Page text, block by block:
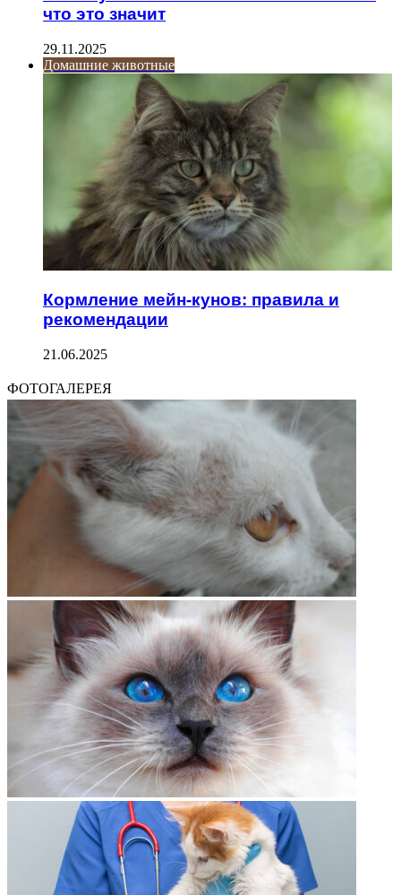
что это значит
29.11.2025
Домашние животные
Кормление мейн-кунов: правила и
рекомендации
21.06.2025
ФОТОГАЛЕРЕЯ